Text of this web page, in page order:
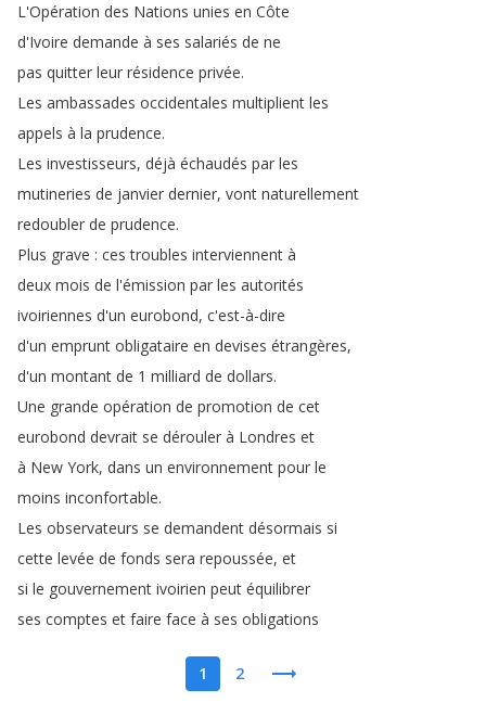
L'Opération des Nations unies en Côte
d'Ivoire demande à ses salariés de ne
pas quitter leur résidence privée.
Les ambassades occidentales multiplient les
appels à la prudence.
Les investisseurs, déjà échaudés par les
mutineries de janvier dernier, vont naturellement
redoubler de prudence.
Plus grave : ces troubles interviennent à
deux mois de l'émission par les autorités
ivoiriennes d'un eurobond, c'est-à-dire
d'un emprunt obligataire en devises étrangères,
d'un montant de 1 milliard de dollars.
Une grande opération de promotion de cet
eurobond devrait se dérouler à Londres et
à New York, dans un environnement pour le
moins inconfortable.
Les observateurs se demandent désormais si
cette levée de fonds sera repoussée, et
si le gouvernement ivoirien peut équilibrer
ses comptes et faire face à ses obligations
1 2